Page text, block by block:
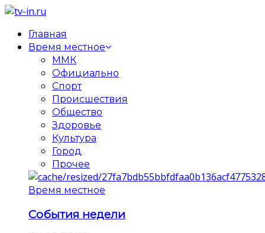
Главная
Время местное
ММК
Официально
Спорт
Происшествия
Общество
Здоровье
Культура
Город
Прочее
Время местное
События недели